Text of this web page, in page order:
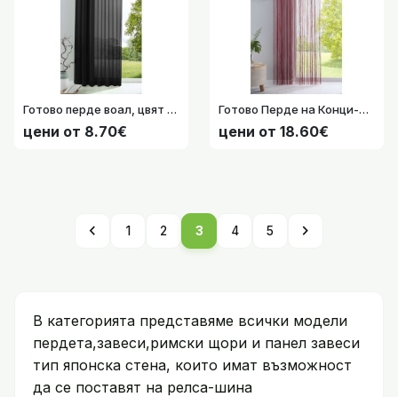
Готово перде воал, цвят Черен с перделик и уши, 175х140*225х140*245x140 см. код-61175 41022750
цени от 8.70€
Готово Перде на Конци-Ресни Бордо с универсален перделик за Релса и Тръбен Корниз 250x140 см, код-20303CN-007
цени от 18.60€
chevron_left 1 2 3 4 5 chevron_right
В категорията представяме всички модели
пердета,завеси,римски щори и панел завеси
тип японска стена, които имат възможност
да се поставят на релса-шина